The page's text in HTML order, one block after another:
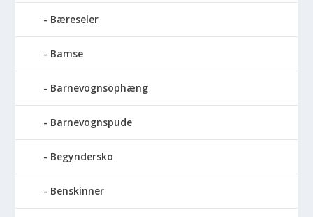
Bæreseler
Bamse
Barnevognsophæng
Barnevognspude
Begyndersko
Benskinner